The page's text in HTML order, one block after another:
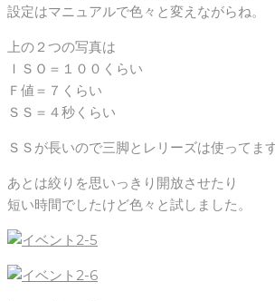
設定はマニュアルで色々と変えながらね。
上の２つの写真は
ＩＳＯ＝１００くらい
Ｆ値＝７くらい
ＳＳ＝４秒くらい
ＳＳが長いので三脚とレリーズは使ってます
あとは絞りを思いっきり開放させたり
短い時間でしたけど色々と試しました。